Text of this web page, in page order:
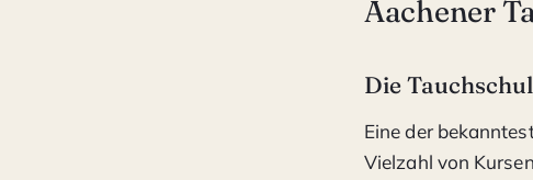
Aachener
Die
Eine der
Vielzahl von